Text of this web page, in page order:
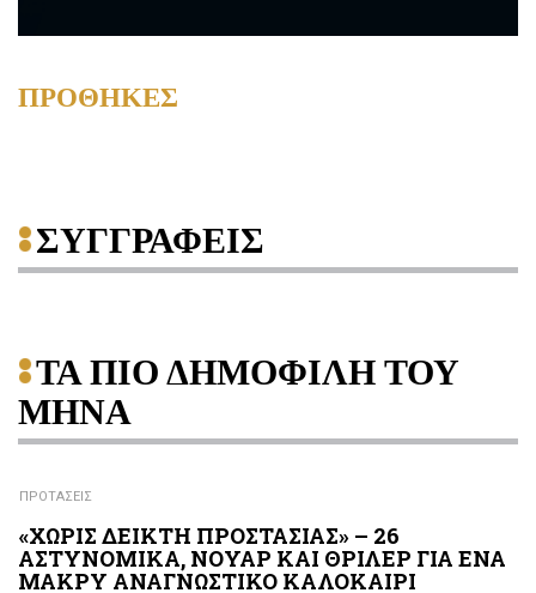
ΠΡΟΘΗΚΕΣ
ΣΥΓΓΡΑΦΕΙΣ
ΤΑ ΠΙΟ ΔΗΜΟΦΙΛΗ ΤΟΥ
ΜΗΝΑ
ΠΡΟΤΑΣΕΙΣ
«ΧΩΡΙΣ ΔΕΙΚΤΗ ΠΡΟΣΤΑΣΙΑΣ» – 26
ΑΣΤΥΝΟΜΙΚΑ, ΝΟΥΑΡ ΚΑΙ ΘΡΙΛΕΡ ΓΙΑ ΕΝΑ
ΜΑΚΡΥ ΑΝΑΓΝΩΣΤΙΚΟ ΚΑΛΟΚΑΙΡΙ